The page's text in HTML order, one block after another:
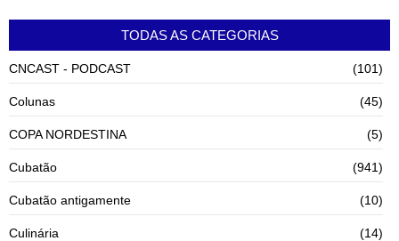
TODAS AS CATEGORIAS
CNCAST - PODCAST (101)
Colunas (45)
COPA NORDESTINA (5)
Cubatão (941)
Cubatão antigamente (10)
Culinária (14)